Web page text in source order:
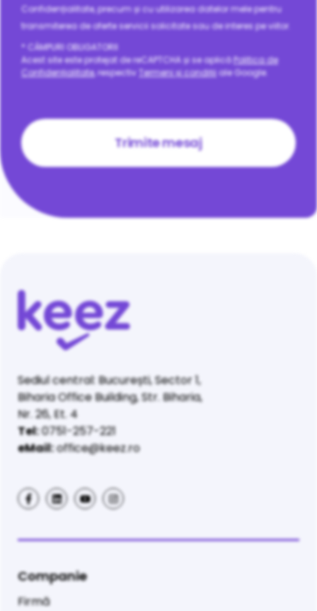
* CÂMPURI OBLIGATORII
Acest site este protejat de reCAPTCHA și se aplicăPolitica de
Confidențialitate, respectiv Termeni și condițiiale Google.
Confidențialitate, precum și cu utilizarea datelor mele pentru
transmiterea de oferte servicii solicitate sau de interes pe viitor.
Sediul central: București, Sector 1,
Biharia Office Building, Str. Biharia,
Nr. 26, Et. 4
Tel:0751-257-221
eMail:office@keez.ro
Companie
Firmă